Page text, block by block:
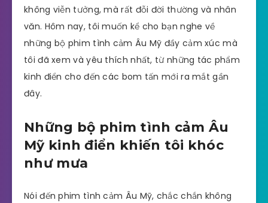
không viễn tưởng, mà rất đỗi đời thường và nhân
văn. Hôm nay, tôi muốn kể cho bạn nghe về
những bộ phim tình cảm Âu Mỹ đầy cảm xúc mà
tôi đã xem và yêu thích nhất, từ những tác phẩm
kinh điển cho đến các bom tấn mới ra mắt gần
đây.
Những bộ phim tình cảm Âu
Mỹ kinh điển khiến tôi khóc
như mưa
Nói đến phim tình cảm Âu Mỹ, chắc chắn không